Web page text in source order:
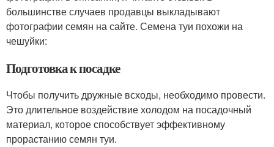
большинстве случаев продавцы выкладывают
фотографии семян на сайте. Семена туи похожи на
чешуйки:
Подготовка к посадке
Чтобы получить дружные всходы, необходимо провести.
Это длительное воздействие холодом на посадочный
материал, которое способствует эффективному
прорастанию семян туи.